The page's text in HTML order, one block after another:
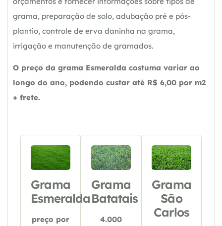
grama, preparação de solo, adubação pré e pós-
plantio, controle de erva daninha na grama,
irrigação e manutenção de gramados.
O preço da grama Esmeralda costuma variar ao
longo do ano, podendo custar até R$ 6,00 por m2
+ frete.
Grama
Esmeralda
preço por
Grama
Batatais
4.000
Grama
São
Carlos